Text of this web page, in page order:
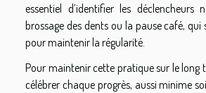
essentiel d’identifier les déclencheurs
brossage des dents ou la pause café,
pour maintenir la régularité.
Pour maintenir cette pratique sur le long
célébrer chaque progrès, aussi minime